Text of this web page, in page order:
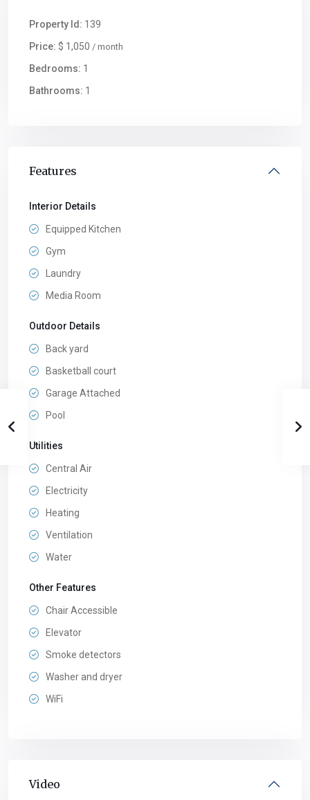
Property Id: 139
Price: $ 1,050 / month
Bedrooms: 1
Bathrooms: 1
Features
Interior Details
Equipped Kitchen
Gym
Laundry
Media Room
Outdoor Details
Back yard
Basketball court
Garage Attached
Pool
Utilities
Central Air
Electricity
Heating
Ventilation
Water
Other Features
Chair Accessible
Elevator
Smoke detectors
Washer and dryer
WiFi
Video